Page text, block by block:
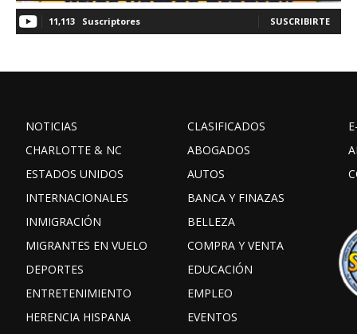
11,113 Suscriptores SUSCRIBIRTE
NOTICIAS
CHARLOTTE & NC
ESTADOS UNIDOS
INTERNACIONALES
INMIGRACIÓN
MIGRANTES EN VUELO
DEPORTES
ENTRETENIMIENTO
HERENCIA HISPANA
CLASIFICADOS
ABOGADOS
AUTOS
BANCA Y FINAZAS
BELLEZA
COMPRA Y VENTA
EDUCACIÓN
EMPLEO
EVENTOS